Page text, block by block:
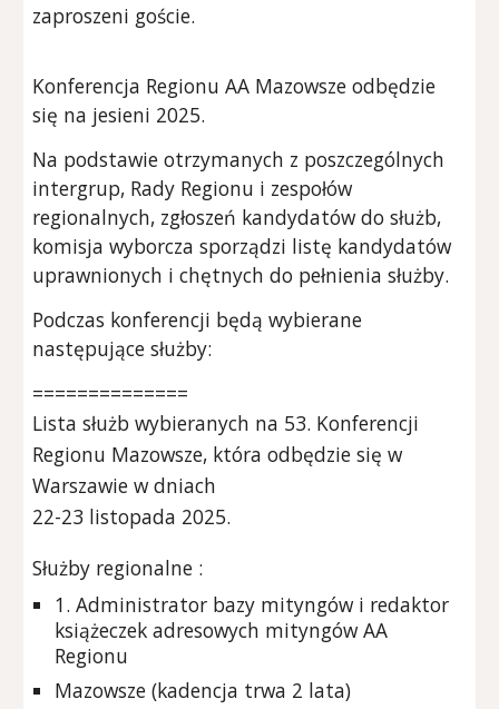
zaproszeni goście.
Konferencja Regionu AA Mazowsze odbędzie
się na jesieni 2025.
Na podstawie otrzymanych z poszczególnych
intergrup, Rady Regionu i zespołów
regionalnych, zgłoszeń kandydatów do służb,
komisja wyborcza sporządzi listę kandydatów
uprawnionych i chętnych do pełnienia służby.
Podczas konferencji będą wybierane
następujące służby:
==============
Lista służb wybieranych na 53. Konferencji
Regionu Mazowsze, która odbędzie się w
Warszawie w dniach
22-23 listopada 2025.
Służby regionalne :
1. Administrator bazy mityngów i redaktor
książeczek adresowych mityngów AA
Regionu
Mazowsze (kadencja trwa 2 lata)